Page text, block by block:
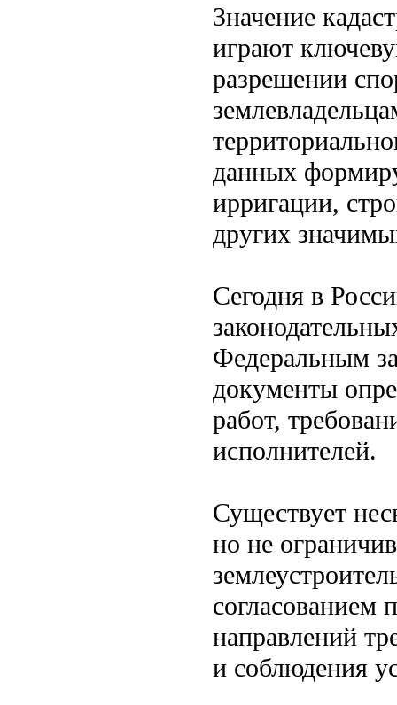
Значение
играют
разрешении
данных
ирригации,
других
Сегодня в
Федеральным
документы
работ,
исполнителей.
Существует
но не
согласованием
направлений
и соблюдения